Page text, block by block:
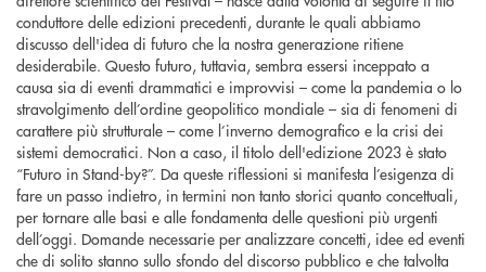
conduttore delle edizioni precedenti, durante le quali abbiamo
discusso dell'idea di futuro che la nostra generazione ritiene
desiderabile. Questo futuro, tuttavia, sembra essersi inceppato a
causa sia di eventi drammatici e improvvisi – come la pandemia o lo
stravolgimento dell’ordine geopolitico mondiale – sia di fenomeni di
carattere più strutturale – come l’inverno demografico e la crisi dei
sistemi democratici. Non a caso, il titolo dell'edizione 2023 è stato
“Futuro in Stand-by?”. Da queste riflessioni si manifesta l’esigenza di
fare un passo indietro, in termini non tanto storici quanto concettuali,
per tornare alle basi e alle fondamenta delle questioni più urgenti
dell’oggi. Domande necessarie per analizzare concetti, idee ed eventi
che di solito stanno sullo sfondo del discorso pubblico e che talvolta